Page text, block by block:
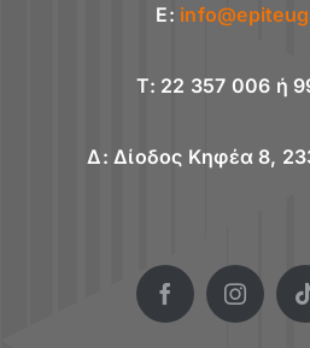
E:
T: 22 357 006 ή
Δ: Δίοδος Κηφέα 8,